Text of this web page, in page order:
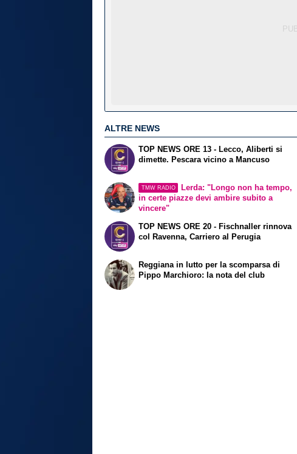
ALTRE NEWS
TOP NEWS ORE 13 - Lecco, Aliberti si
dimette. Pescara vicino a Mancuso
TMW RADIO
Lerda: "Longo non ha tempo,
in certe piazze devi ambire subito a
vincere"
TOP NEWS ORE 20 - Fischnaller rinnova
col Ravenna, Carriero al Perugia
Reggiana in lutto per la scomparsa di
Pippo Marchioro: la nota del club